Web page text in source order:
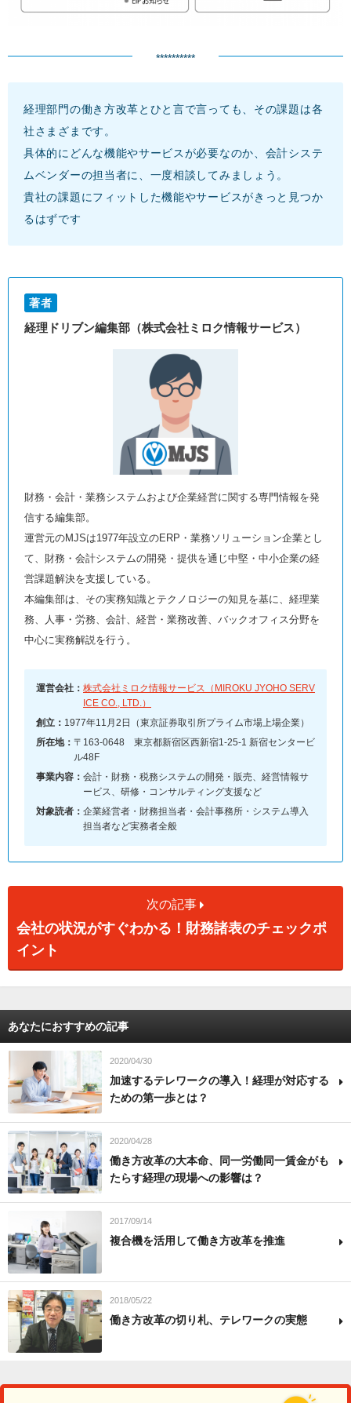
**********
経理部門の働き方改革とひと言で言っても、その課題は各
社さまざまです。
具体的にどんな機能やサービスが必要なのか、会計システ
ムベンダーの担当者に、一度相談してみましょう。
貴社の課題にフィットした機能やサービスがきっと見つか
るはずです
著者
経理ドリブン編集部（株式会社ミロク情報サービス）
財務・会計・業務システムおよび企業経営に関する専門情報を発
信する編集部。
運営元のMJSは1977年設立のERP・業務ソリューション企業とし
て、財務・会計システムの開発・提供を通じ中堅・中小企業の経
営課題解決を支援している。
本編集部は、その実務知識とテクノロジーの知見を基に、経理業
務、人事・労務、会計、経営・業務改善、バックオフィス分野を
中心に実務解説を行う。
運営会社： 株式会社ミロク情報サービス（MIROKU JYOHO SERV
ICE CO., LTD.）
創立： 1977年11月2日（東京証券取引所プライム市場上場企業）
所在地： 〒163-0648 東京都新宿区西新宿1-25-1 新宿センタービ
ル48F
事業内容： 会計・財務・税務システムの開発・販売、経営情報サ
ービス、研修・コンサルティング支援など
対象読者： 企業経営者・財務担当者・会計事務所・システム導入
担当者など実務者全般
次の記事
会社の状況がすぐわかる！財務諸表のチェックポ
イント
あなたにおすすめの記事
2020/04/30
加速するテレワークの導入！経理が対応する
ための第一歩とは？
2020/04/28
働き方改革の大本命、同一労働同一賃金がも
たらす経理の現場への影響は？
2017/09/14
複合機を活用して働き方改革を推進
2018/05/22
働き方改革の切り札、テレワークの実態